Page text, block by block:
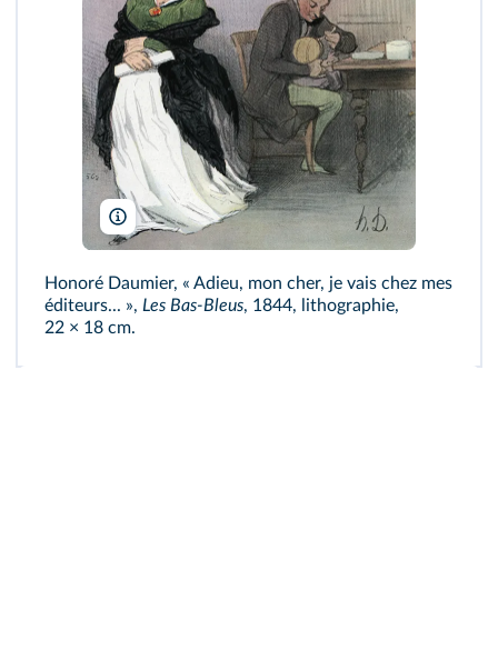
The Holbarn Archive/Bridgeman
Honoré Daumier, « Adieu, mon cher, je vais chez mes
éditeurs... », Les Bas-Bleus, 1844, lithographie,
22 × 18 cm.